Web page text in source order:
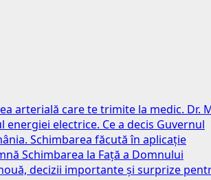
arterială care te trimite la medic.
electrice. Ce a decis Guvernul
Schimbarea făcută în aplicație
Schimbarea la Față a Domnului
decizii importante și surprize